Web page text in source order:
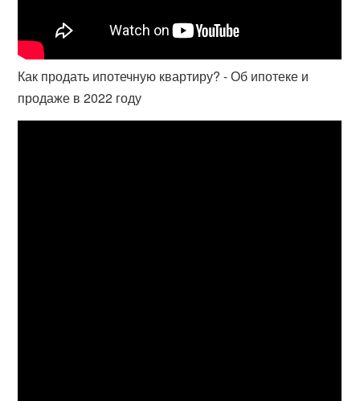
Как продать ипотечную квартиру? - Об ипотеке и
продаже в 2022 году